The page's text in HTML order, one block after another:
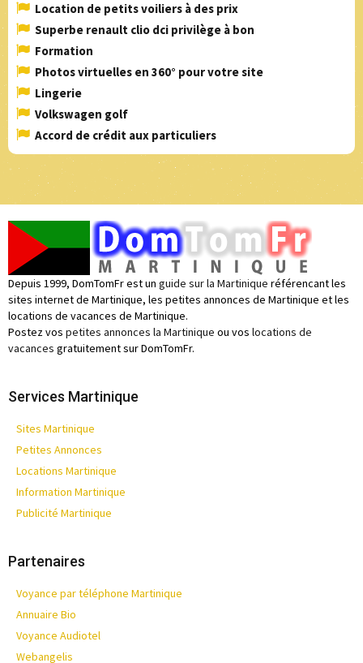
Location de petits voiliers à des prix
Superbe renault clio dci privilège à bon
Formation
Photos virtuelles en 360° pour votre site
Lingerie
Volkswagen golf
Accord de crédit aux particuliers
Depuis 1999, DomTomFr est un guide sur la Martinique référencant les
sites internet de Martinique, les petites annonces de Martinique et les
locations de vacances de Martinique.
Postez vos petites annonces la Martinique ou vos locations de
vacances gratuitement sur DomTomFr.
Services Martinique
Sites Martinique
Petites Annonces
Locations Martinique
Information Martinique
Publicité Martinique
Partenaires
Voyance par téléphone Martinique
Annuaire Bio
Voyance Audiotel
Webangelis